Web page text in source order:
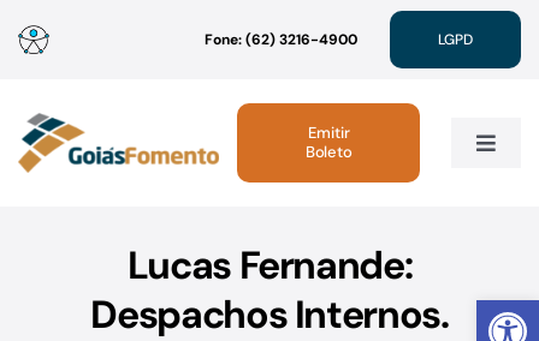
Abrir
para
conteúdo
Fone: (62) 3216-4900 LGPD
Toggle
Linhas de Crédito
Emitir
Boleto
Lucas Fernande:
Despachos Internos.